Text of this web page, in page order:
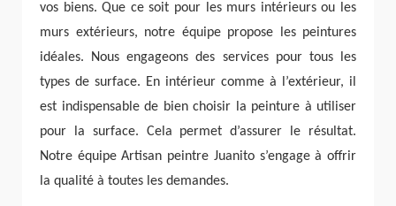
vos biens. Que ce soit pour les murs intérieurs ou les
murs extérieurs, notre équipe propose les peintures
idéales. Nous engageons des services pour tous les
types de surface. En intérieur comme à l’extérieur, il
est indispensable de bien choisir la peinture à utiliser
pour la surface. Cela permet d’assurer le résultat.
Notre équipe Artisan peintre Juanito s’engage à offrir
la qualité à toutes les demandes.